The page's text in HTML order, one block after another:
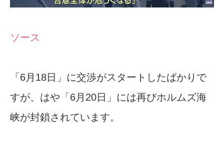
ソース
「6月18日」に交渉がスタートしたばかりで
すが、はや「6月20日」には再びホルムズ海
峡が封鎖されています。